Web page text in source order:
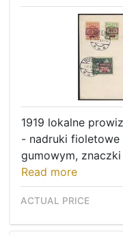
1919 lokalne
- nadruki fioletowe
gumowym,
Read more